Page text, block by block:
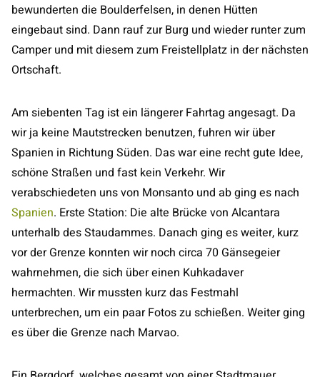
bewunderten die Boulderfelsen, in denen Hütten
eingebaut sind. Dann rauf zur Burg und wieder runter zum
Camper und mit diesem zum Freistellplatz in der nächsten
Ortschaft.
Am siebenten Tag ist ein längerer Fahrtag angesagt. Da
wir ja keine Mautstrecken benutzen, fuhren wir über
Spanien in Richtung Süden. Das war eine recht gute Idee,
schöne Straßen und fast kein Verkehr. Wir
verabschiedeten uns von Monsanto und ab ging es nach
Spanien. Erste Station: Die alte Brücke von Alcantara
unterhalb des Staudammes. Danach ging es weiter, kurz
vor der Grenze konnten wir noch circa 70 Gänsegeier
wahrnehmen, die sich über einen Kuhkadaver
hermachten. Wir mussten kurz das Festmahl
unterbrechen, um ein paar Fotos zu schießen. Weiter ging
es über die Grenze nach Marvao.